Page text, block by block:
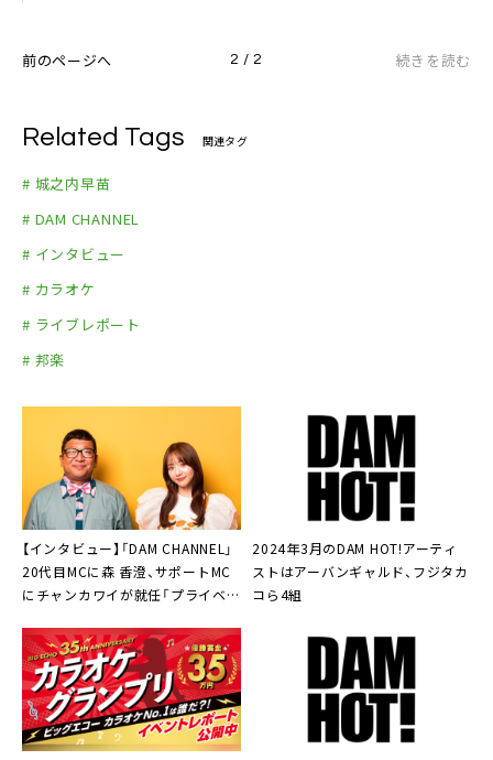
06. なみだ月 （半音下げカラオケ）
前のページへ 2 / 2 続きを読む
Related Tags 関連タグ
# 城之内早苗
# DAM CHANNEL
# インタビュー
# カラオケ
# ライブレポート
# 邦楽
【インタビュー】「DAM CHANNEL」
20代目MCに森 香澄、サポートMC
にチャンカワイが就任「プライベー
2024年3月のDAM HOT!アーティ
ストはアーバンギャルド、フジタカ
コら4組